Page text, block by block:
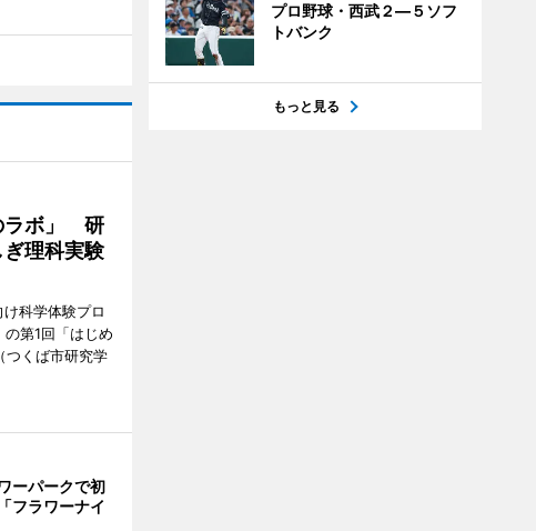
ラボ」 研
理科実験
科学体験プロ
第1回「はじめ
つくば市研究学
ーパークで初
フラワーナイ
プロ野球・西武２―５ソフ
トバンク
もっと見る